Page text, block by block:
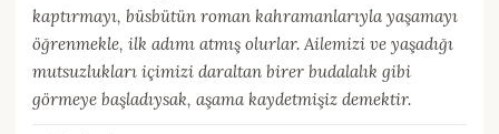
kaptırmayı, büsbütün roman kahramanlarıyla yaşamayı
öğrenmekle, ilk adımı atmış olurlar. Ailemizi ve yaşadığı
mutsuzlukları içimizi daraltan birer budalalık gibi
görmeye başladıysak, aşama kaydetmişiz demektir.